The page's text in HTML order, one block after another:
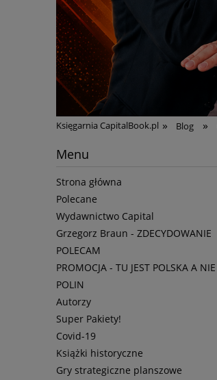
Księgarnia CapitalBook.pl » Blog »
Menu
Strona główna
Polecane
Wydawnictwo Capital
Grzegorz Braun - ZDECYDOWANIE
POLECAM
PROMOCJA - TU JEST POLSKA A NIE
POLIN
Autorzy
Super Pakiety!
Covid-19
Książki historyczne
Gry strategiczne planszowe